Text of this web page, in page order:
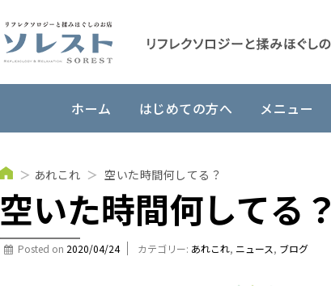
ホーム はじめての方へ メニュー
＞ あれこれ ＞ 空いた時間何してる？
空いた時間何してる？
Posted on 2020/04/24 カテゴリー: あれこれ, ニュース, ブログ